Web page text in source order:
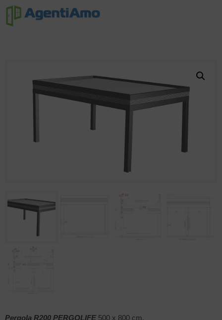
Pergola R200 PERGOLIFE 500 x 800 cm.